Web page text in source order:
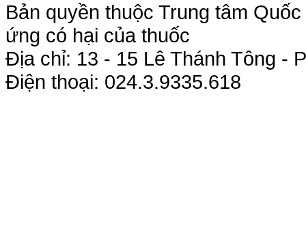
Bản quyền thuộc Trung tâm
ứng có hại của thuốc
Địa chỉ: 13 - 15 Lê Thánh Tông -
Điện thoại: 024.3.9335.618